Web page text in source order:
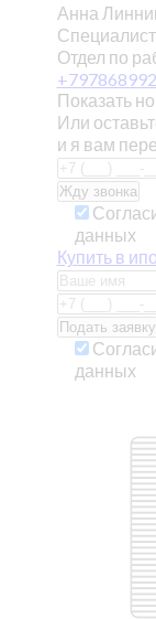
Анна
Отдел по
Показать
Или
и я вам
данных
Купить в
данных